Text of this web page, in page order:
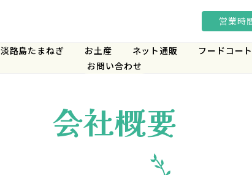
営業時
淡路島たまねぎ お土産 ネット通販
フードコー
お問い合わせ
会社概要